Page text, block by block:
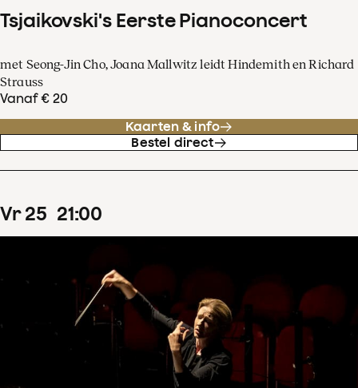
Tsjaikovski's Eerste Pianoconcert
met Seong-Jin Cho, Joana Mallwitz leidt Hindemith en Richard
Strauss
Vanaf € 20
Kaarten & info
Bestel direct
vr 25 21:00